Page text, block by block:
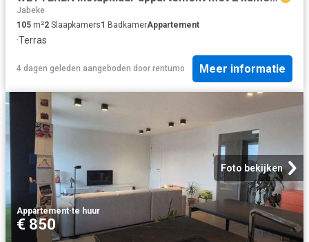
Jabeke
105 m²2 Slaapkamers1 BadkamerAppartement
·Terras
4 dagen geleden aangeboden door rentumo Meer informatie
Foto bekijken
Appartement·te huur
€ 850